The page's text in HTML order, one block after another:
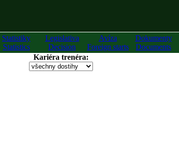
Statistiky
Statistics
Legislativa
Decision
Avíza
Foreign starts
Dokumenty
Documents
Kariéra trenéra: